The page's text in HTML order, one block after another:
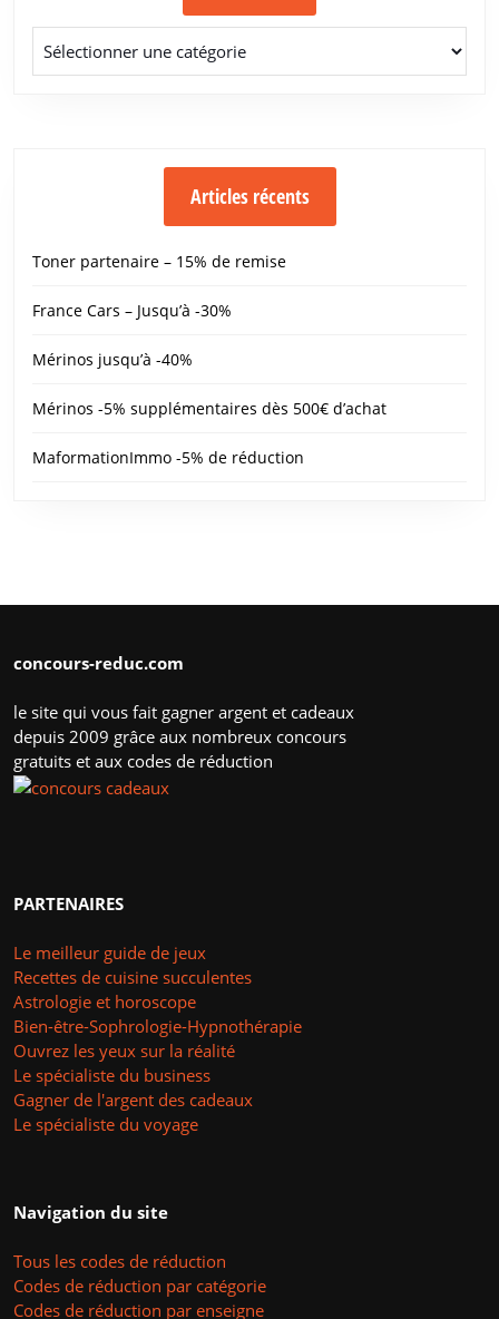
Articles récents
Toner partenaire – 15% de remise
France Cars – Jusqu’à -30%
Mérinos jusqu’à -40%
Mérinos -5% supplémentaires dès 500€ d’achat
MaformationImmo -5% de réduction
concours-reduc.com
le site qui vous fait gagner argent et cadeaux
depuis 2009 grâce aux nombreux concours
gratuits et aux codes de réduction
PARTENAIRES
Le meilleur guide de jeux
Recettes de cuisine succulentes
Astrologie et horoscope
Bien-être-Sophrologie-Hypnothérapie
Ouvrez les yeux sur la réalité
Le spécialiste du business
Gagner de l'argent des cadeaux
Le spécialiste du voyage
Navigation du site
Tous les codes de réduction
Codes de réduction par catégorie
Codes de réduction par enseigne